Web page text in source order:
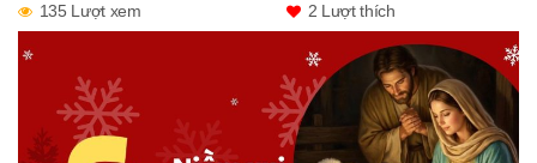
135 Lượt xem 2 Lượt thích